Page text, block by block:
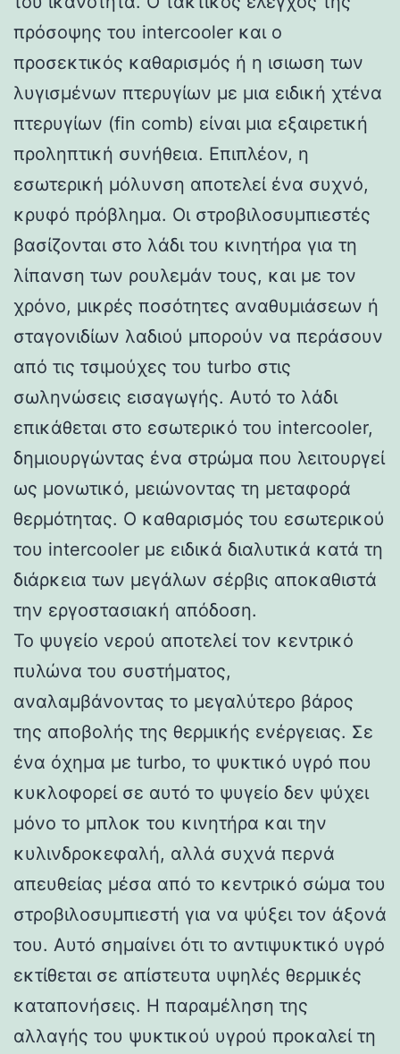
πρόσοψης του intercooler και ο
προσεκτικός καθαρισμός ή η ισιωση των
λυγισμένων πτερυγίων με μια ειδική χτένα
πτερυγίων (fin comb) είναι μια εξαιρετική
προληπτική συνήθεια. Επιπλέον, η
εσωτερική μόλυνση αποτελεί ένα συχνό,
κρυφό πρόβλημα. Οι στροβιλοσυμπιεστές
βασίζονται στο λάδι του κινητήρα για τη
λίπανση των ρουλεμάν τους, και με τον
χρόνο, μικρές ποσότητες αναθυμιάσεων ή
σταγονιδίων λαδιού μπορούν να περάσουν
από τις τσιμούχες του turbo στις
σωληνώσεις εισαγωγής. Αυτό το λάδι
επικάθεται στο εσωτερικό του intercooler,
δημιουργώντας ένα στρώμα που λειτουργεί
ως μονωτικό, μειώνοντας τη μεταφορά
θερμότητας. Ο καθαρισμός του εσωτερικού
του intercooler με ειδικά διαλυτικά κατά τη
διάρκεια των μεγάλων σέρβις αποκαθιστά
την εργοστασιακή απόδοση.
Το ψυγείο νερού αποτελεί τον κεντρικό
πυλώνα του συστήματος,
αναλαμβάνοντας το μεγαλύτερο βάρος
της αποβολής της θερμικής ενέργειας. Σε
ένα όχημα με turbo, το ψυκτικό υγρό που
κυκλοφορεί σε αυτό το ψυγείο δεν ψύχει
μόνο το μπλοκ του κινητήρα και την
κυλινδροκεφαλή, αλλά συχνά περνά
απευθείας μέσα από το κεντρικό σώμα του
στροβιλοσυμπιεστή για να ψύξει τον άξονά
του. Αυτό σημαίνει ότι το αντιψυκτικό υγρό
εκτίθεται σε απίστευτα υψηλές θερμικές
καταπονήσεις. Η παραμέληση της
αλλαγής του ψυκτικού υγρού προκαλεί τη